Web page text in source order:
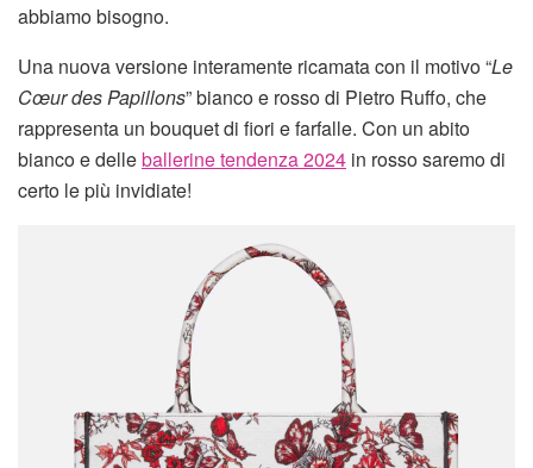
abbiamo bisogno.
Una nuova versione interamente ricamata con il motivo “Le
Cœur des Papillons” bianco e rosso di Pietro Ruffo, che
rappresenta un bouquet di fiori e farfalle. Con un abito
bianco e delleballerine tendenza 2024 in rosso saremo di
certo le più invidiate!